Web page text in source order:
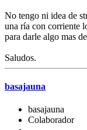
No tengo ni idea de
una ría con corriente
para darle algo mas
Saludos.
basajauna
basajauna
Colaborador